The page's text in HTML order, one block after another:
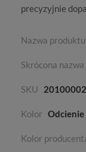
precyzyjnie
Nazwa produktu
Skrócona nazwa
SKU
Kolor Odcienie
Kolor